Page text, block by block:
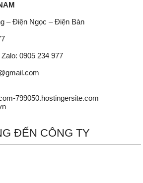
– Điện Ngọc – Điện Bàn
0905 234 977
799050.hostingersite.com
ĐẾN CÔNG TY